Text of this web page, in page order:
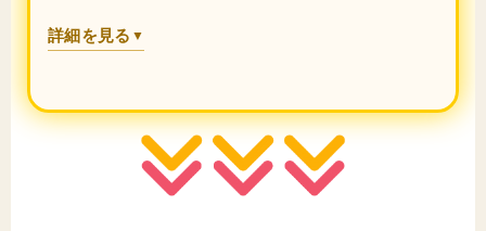
詳細を見る ▼